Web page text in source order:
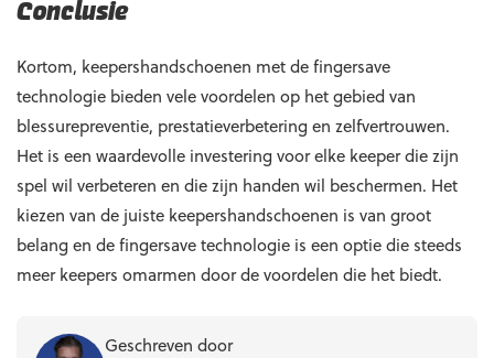
Conclusie
Kortom, keepershandschoenen met de fingersave
technologie bieden vele voordelen op het gebied van
blessurepreventie, prestatieverbetering en zelfvertrouwen.
Het is een waardevolle investering voor elke keeper die zijn
spel wil verbeteren en die zijn handen wil beschermen. Het
kiezen van de juiste keepershandschoenen is van groot
belang en de fingersave technologie is een optie die steeds
meer keepers omarmen door de voordelen die het biedt.
Geschreven door